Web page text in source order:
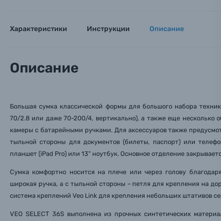
Оптические приборы
Осветительное оборудование
Фоторамки
Фотоальбомы
Книги о фотографии, альбомы известных
Вами с
Нажимая
Характеристики Инструкции Описание
Описание
Большая сумка классической формы для большого набора
70/2.8 или даже 70-200/4, вертикально), а также еще несколько
камеры с батарейными ручками. Для аксессуаров также
тыльной стороны для документов (билеты, паспорт) или
планшет (iPad Pro) или 13" ноутбук. Основное отделение
Сумка комфортно носится на плече или через голову
широкая ручка, а с тыльной стороны – петля для крепления на
система креплений Veo Link для крепления небольших штативов
VEO SELECT 36S выполнена из прочных синтетических